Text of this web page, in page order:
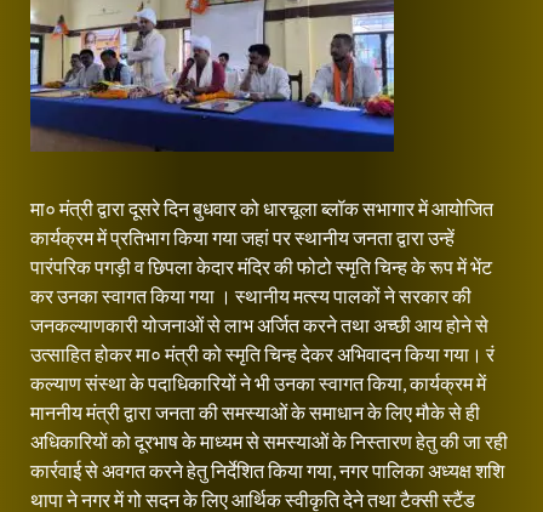
मा० मंत्री द्वारा दूसरे दिन बुधवार को धारचूला ब्लॉक सभागार में आयोजित
कार्यक्रम में प्रतिभाग किया गया जहां पर स्थानीय जनता द्वारा उन्हें
पारंपरिक पगड़ी व छिपला केदार मंदिर की फोटो स्मृति चिन्ह के रूप में भेंट
कर उनका स्वागत किया गया । स्थानीय मत्स्य पालकों ने सरकार की
जनकल्याणकारी योजनाओं से लाभ अर्जित करने तथा अच्छी आय होने से
उत्साहित होकर मा० मंत्री को स्मृति चिन्ह देकर अभिवादन किया गया। रं
कल्याण संस्था के पदाधिकारियों ने भी उनका स्वागत किया, कार्यक्रम में
माननीय मंत्री द्वारा जनता की समस्याओं के समाधान के लिए मौके से ही
अधिकारियों को दूरभाष के माध्यम से समस्याओं के निस्तारण हेतु की जा रही
कार्रवाई से अवगत करने हेतु निर्देशित किया गया, नगर पालिका अध्यक्ष शशि
थापा ने नगर में गो सदन के लिए आर्थिक स्वीकृति देने तथा टैक्सी स्टैंड